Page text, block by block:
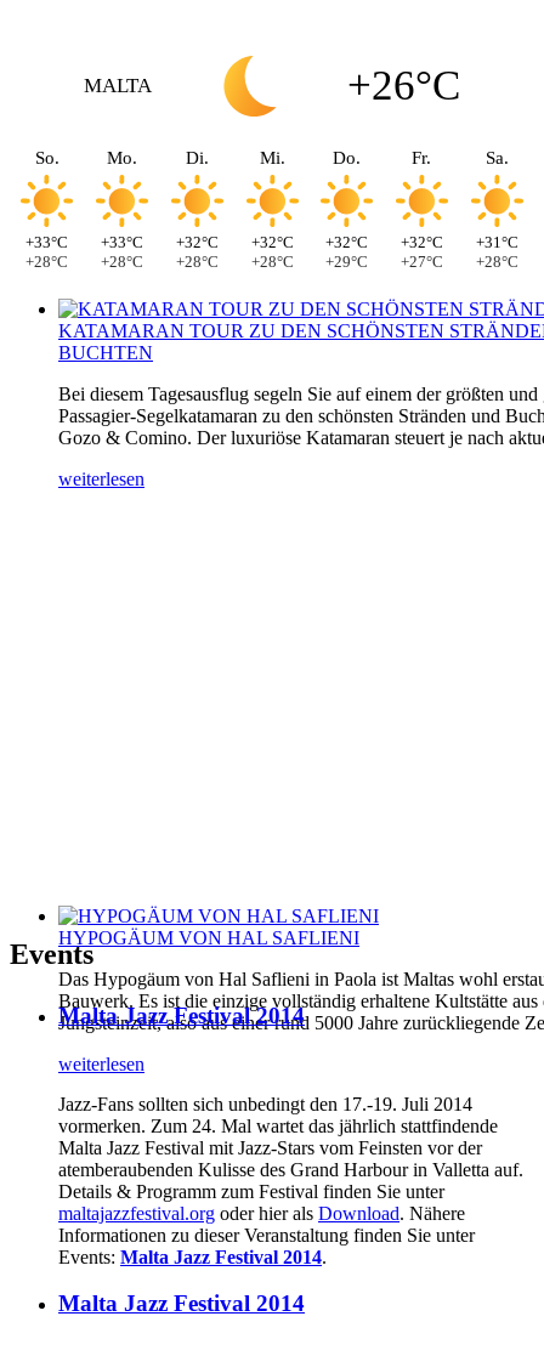
MALTA +26°C
So.
+33°C
+28°C
Mo.
+33°C
+28°C
Di.
+32°C
+28°C
Mi.
+32°C
+28°C
Do.
+32°C
+29°C
Fr.
+32°C
+27°C
Sa.
+31°C
+28°C
KATAMARAN TOUR ZU DEN SCHÖNSTEN
BUCHTEN
Bei diesem Tagesausflug segeln Sie auf einem der größten und
Passagier-Segelkatamaran zu den schönsten Stränden und
Gozo & Comino. Der luxuriöse Katamaran steuert je nach
weiterlesen
HYPOGÄUM VON HAL SAFLIENI
Das Hypogäum von Hal Saflieni in Paola ist Maltas wohl
Bauwerk. Es ist die einzige vollständig erhaltene Kultstätte aus
Jungsteinzeit, also aus einer rund 5000 Jahre zurückliegende
weiterlesen
Events
Malta Jazz Festival 2014
Jazz-Fans sollten sich unbedingt den 17.-19. Juli 2014
vormerken. Zum 24. Mal wartet das jährlich stattfindende
Malta Jazz Festival mit Jazz-Stars vom Feinsten vor der
atemberaubenden Kulisse des Grand Harbour in Valletta auf.
Details & Programm zum Festival finden Sie unter
maltajazzfestival.org oder hier als Download. Nähere
Informationen zu dieser Veranstaltung finden Sie unter
Events: Malta Jazz Festival 2014.
Malta Jazz Festival 2014